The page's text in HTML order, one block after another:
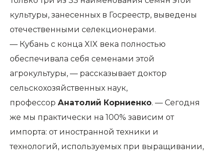
культуры, занесенных в Госреестр, выведены
отечественными селекционерами.
— Кубань с конца XIX века полностью
обеспечивала себя семенами этой
агрокультуры, — рассказывает доктор
сельскохозяйственных наук,
профессор Анатолий Корниенко. — Сегодня
же мы практически на 100% зависим от
импорта: от иностранной техники и
технологий, используемых при выращивании,